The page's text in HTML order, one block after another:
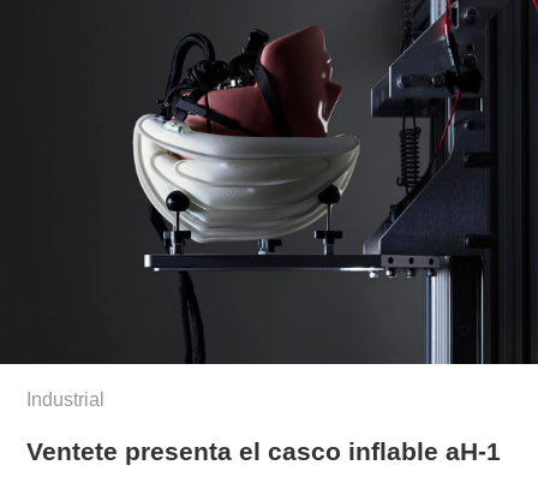
Industrial
Ventete presenta el casco inflable aH-1